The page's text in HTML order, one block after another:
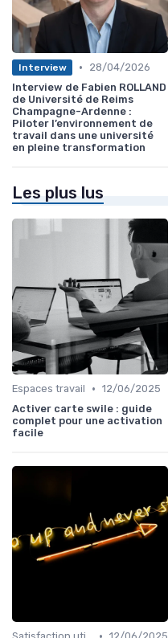
Interview •
28/04/2026
Interview de Fabien ROLLAND
de Université de Reims
Champagne-Ardenne :
Piloter l’environnement de
travail dans une université
en pleine transformation
Les plus lus
Espaces travail • 12/06/2025
Activer carte swile : guide
complet pour une activation
facile